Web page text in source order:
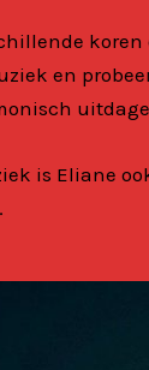
en
is Eliane